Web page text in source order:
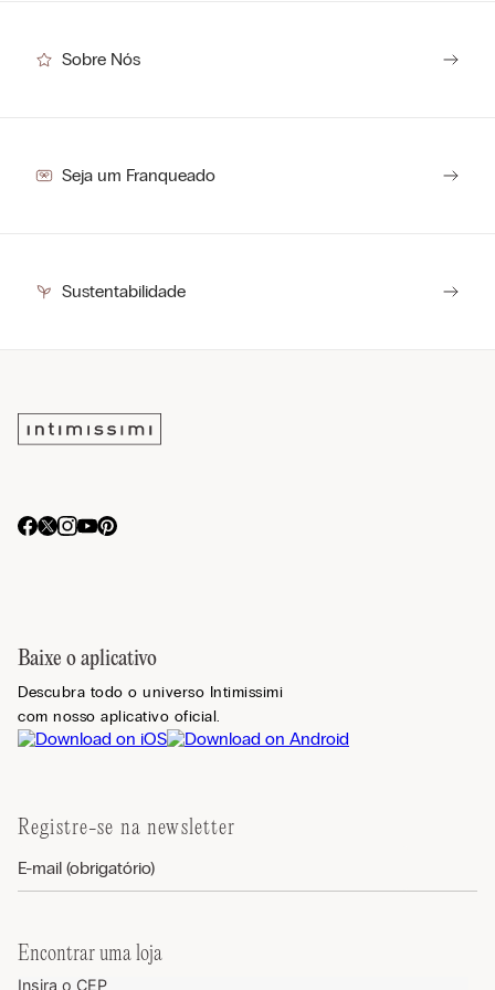
Sobre Nós
Seja um Franqueado
Sustentabilidade
Baixe o aplicativo
Descubra todo o universo Intimissimi
com nosso aplicativo oficial.
Registre-se na newsletter
Encontrar uma loja